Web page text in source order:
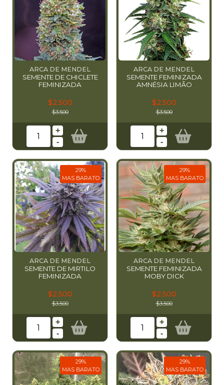
ARCA DE MENDEL
SEMENTE DE CHICLETE
FEMINIZADA
$2.500
$3.500
+
-
ARCA DE MENDEL
SEMENTE FEMINIZADA
AMNÉSIA LIMÃO
$2.500
$3.500
+
-
29%
MAS BARATO
ARCA DE MENDEL
SEMENTE DE MIRTILO
FEMINIZADA
$2.500
$3.500
+
-
29%
MAS BARATO
ARCA DE MENDEL
SEMENTE FEMINIZADA
MOBY DICK
$2.500
$3.500
+
-
29%
MAS BARATO
29%
MAS BARATO